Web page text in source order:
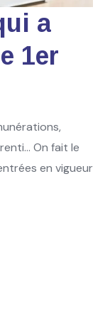
a
1er
On fait le
en vigueur